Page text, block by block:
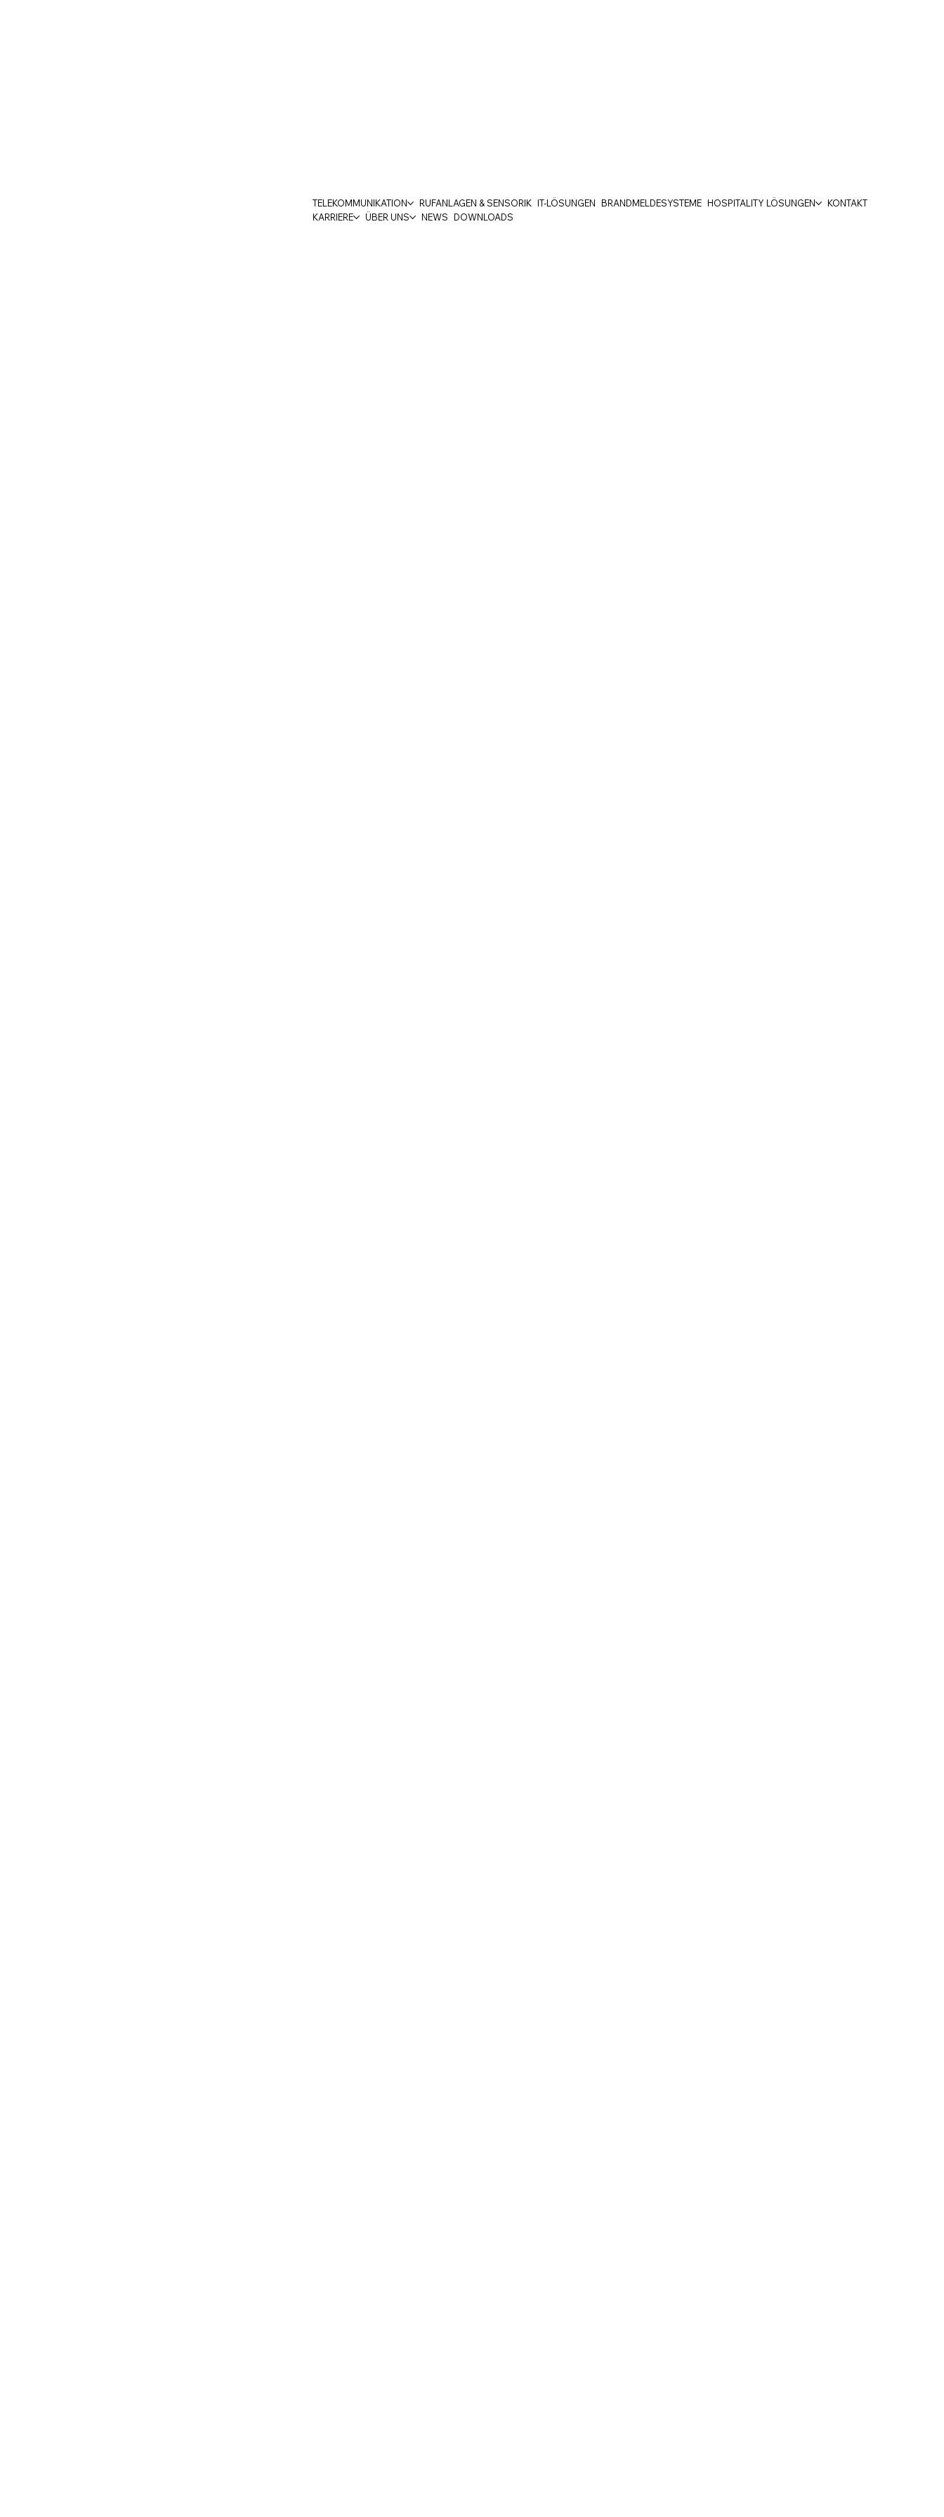
TELEKOMMUNIKATION RUFANLAGEN & SENSORIK IT-LÖSUNGEN BRANDMELDESYSTEME HOSPITALITY LÖSUNGEN
KONTAKT
KARRIERE
ÜBER UNS NEWS DOWNLOADS